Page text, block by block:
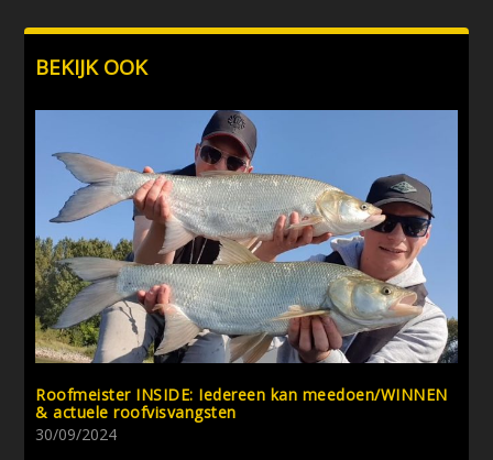
BEKIJK OOK
Roofmeister INSIDE: Iedereen kan meedoen/WINNEN
& actuele roofvisvangsten
30/09/2024